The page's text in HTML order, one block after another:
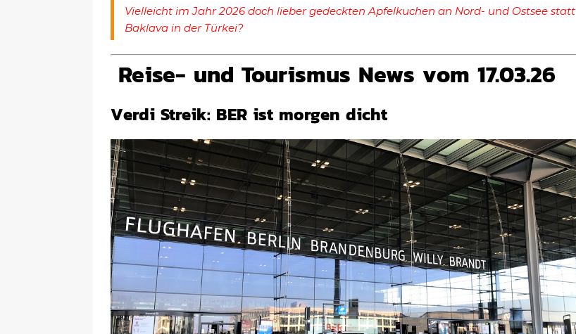
Vielleicht im Jahr 2026 doch lieber gedeckten Apfelkuchen an Nord- und Ostsee statt
Baklava in der Türkei?
Reise- und Tourismus News vom 17.03.26
Verdi Streik: BER ist morgen dicht